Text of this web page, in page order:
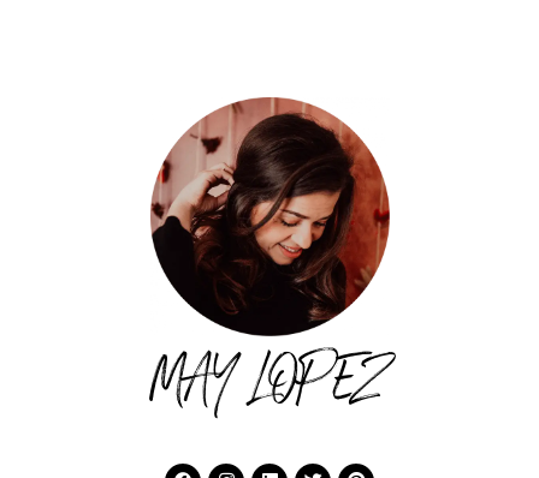
MAY LOPEZ